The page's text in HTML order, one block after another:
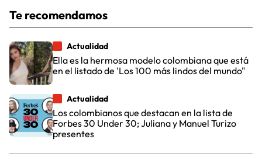
Te recomendamos
Actualidad
Ella es la hermosa modelo colombiana que está
en el listado de 'Los 100 más lindos del mundo"
Actualidad
Los colombianos que destacan en la lista de
Forbes 30 Under 30; Juliana y Manuel Turizo
presentes